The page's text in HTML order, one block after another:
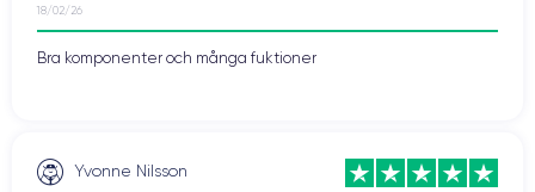
18/02/26
Bra komponenter och många fuktioner
Yvonne Nilsson